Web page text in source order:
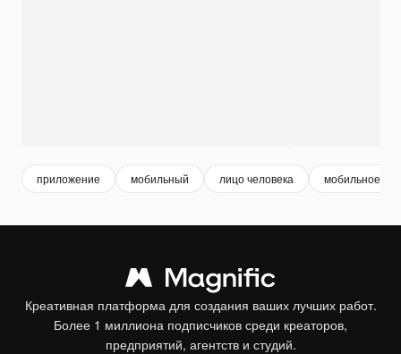
приложение мобильный лицо человека мобильное
Креативная платформа для создания ваших лучших работ.
Более 1 миллиона подписчиков среди креаторов,
предприятий, агентств и студий.